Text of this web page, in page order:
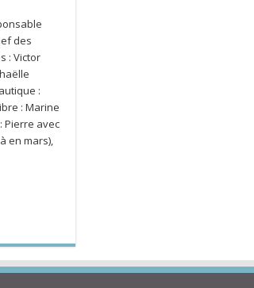
des
: Victor
:
: Marine
Pierre avec
en mars),